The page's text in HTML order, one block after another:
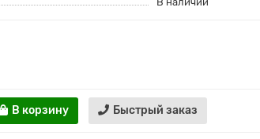
В корзину Быстрый заказ